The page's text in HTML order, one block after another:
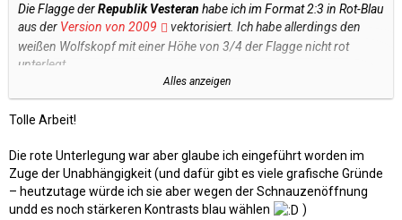
Die Flagge derRepublik Vesteran habe ich im Format 2:3 in Rot-Blau
aus der Version von 2009
vektorisiert. Ich habe allerdings den
weißen Wolfskopf mit einer Höhe von 3/4 der Flagge nicht rot
unterlegt.
Rot RGB 132-24-17 Hex #841811
Blau RGB 44-45-115 Hex #2c2d73
Alles anzeigen
Tolle Arbeit!
Die rote Unterlegung war aber glaube ich eingeführt worden im
Zuge der Unabhängigkeit (und dafür gibt es viele grafische Gründe
– heutzutage würde ich sie aber wegen der Schnauzenöffnung
undd es noch stärkeren Kontrasts blau wählen
)